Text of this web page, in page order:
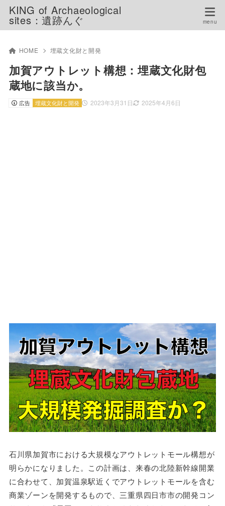
KING of Archaeological
sites：遺跡んぐ
HOME 埋蔵文化財と開発
加賀アウトレット構想：埋蔵文化財包
蔵地に該当か。
広告 2023年3月31日 2025年4月6日
埋蔵文化財と開発
石川県加賀市における大規模なアウトレットモール構想が
明らかになりました。この計画は、来春の北陸新幹線開業
に合わせて、加賀温泉駅近くでアウトレットモールを含む
商業ゾーンを開発するもので、三重県四日市市の開発コン